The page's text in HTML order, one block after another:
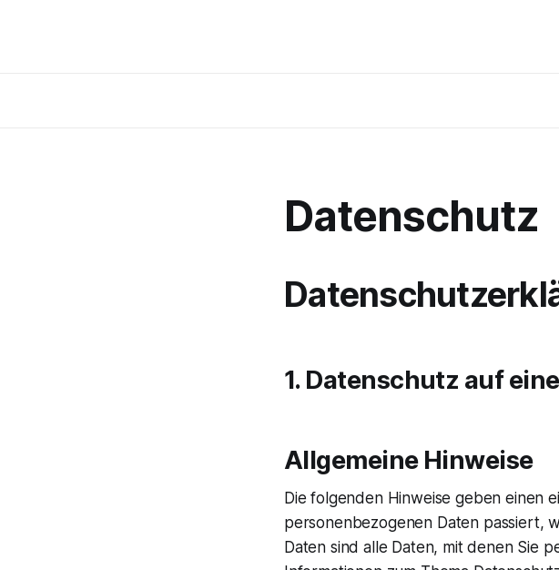
Datenschutz
1. Datenschutz auf
Allgemeine Hinweise
Die folgenden Hinweise geben einen
personenbezogenen Daten passiert,
Daten sind alle Daten, mit denen Sie